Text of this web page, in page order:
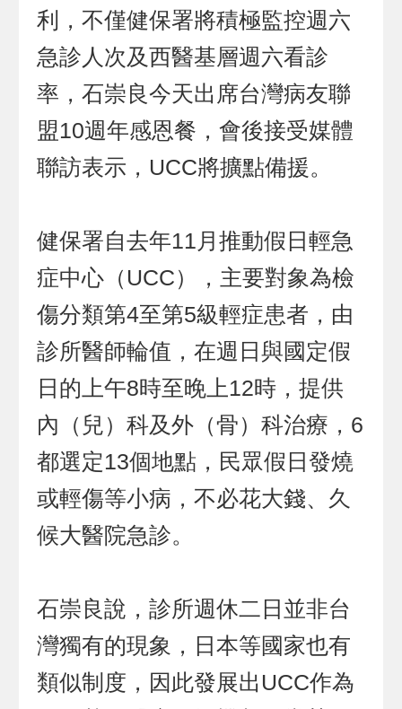
利，不僅健保署將積極監控週六
急診人次及西醫基層週六看診
率，石崇良今天出席台灣病友聯
盟10週年感恩餐，會後接受媒體
聯訪表示，UCC將擴點備援。
健保署自去年11月推動假日輕急
症中心（UCC），主要對象為檢
傷分類第4至第5級輕症患者，由
診所醫師輪值，在週日與國定假
日的上午8時至晚上12時，提供
內（兒）科及外（骨）科治療，6
都選定13個地點，民眾假日發燒
或輕傷等小病，不必花大錢、久
候大醫院急診。
石崇良說，診所週休二日並非台
灣獨有的現象，日本等國家也有
類似制度，因此發展出UCC作為